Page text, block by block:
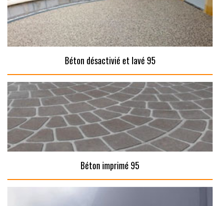
Béton désactivié et lavé 95
Béton imprimé 95